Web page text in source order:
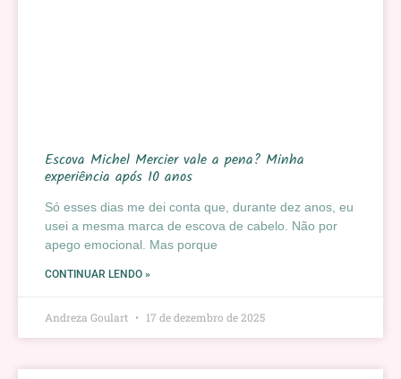
Escova Michel Mercier vale a pena? Minha
experiência após 10 anos
Só esses dias me dei conta que, durante dez anos, eu
usei a mesma marca de escova de cabelo. Não por
apego emocional. Mas porque
CONTINUAR LENDO »
Andreza Goulart 17 de dezembro de 2025